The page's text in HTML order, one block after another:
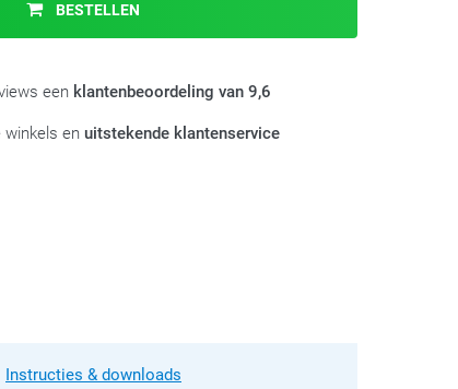
BESTELLEN
een klantenbeoordeling van 9,6
winkels en uitstekende klantenservice
Instructies & downloads